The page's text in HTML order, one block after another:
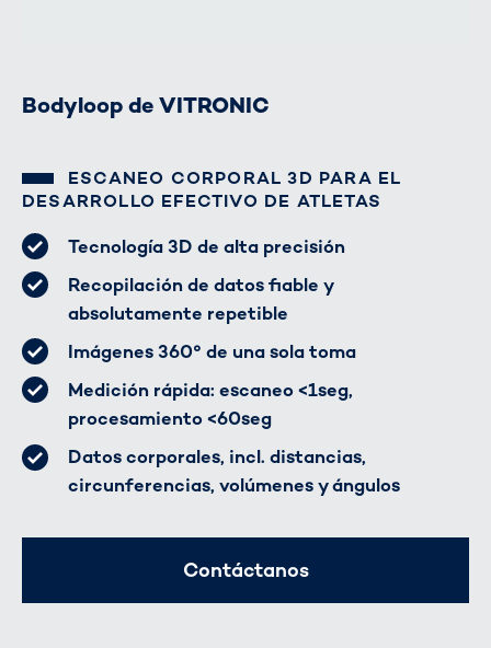
Bodyloop de VITRONIC
ESCANEO CORPORAL 3D PARA EL
DESARROLLO EFECTIVO DE ATLETAS
Tecnología 3D de alta precisión
Recopilación de datos fiable y
absolutamente repetible
Imágenes 360° de una sola toma
Medición rápida: escaneo <1seg,
procesamiento <60seg
Datos corporales, incl. distancias,
circunferencias, volúmenes y ángulos
Contáctanos